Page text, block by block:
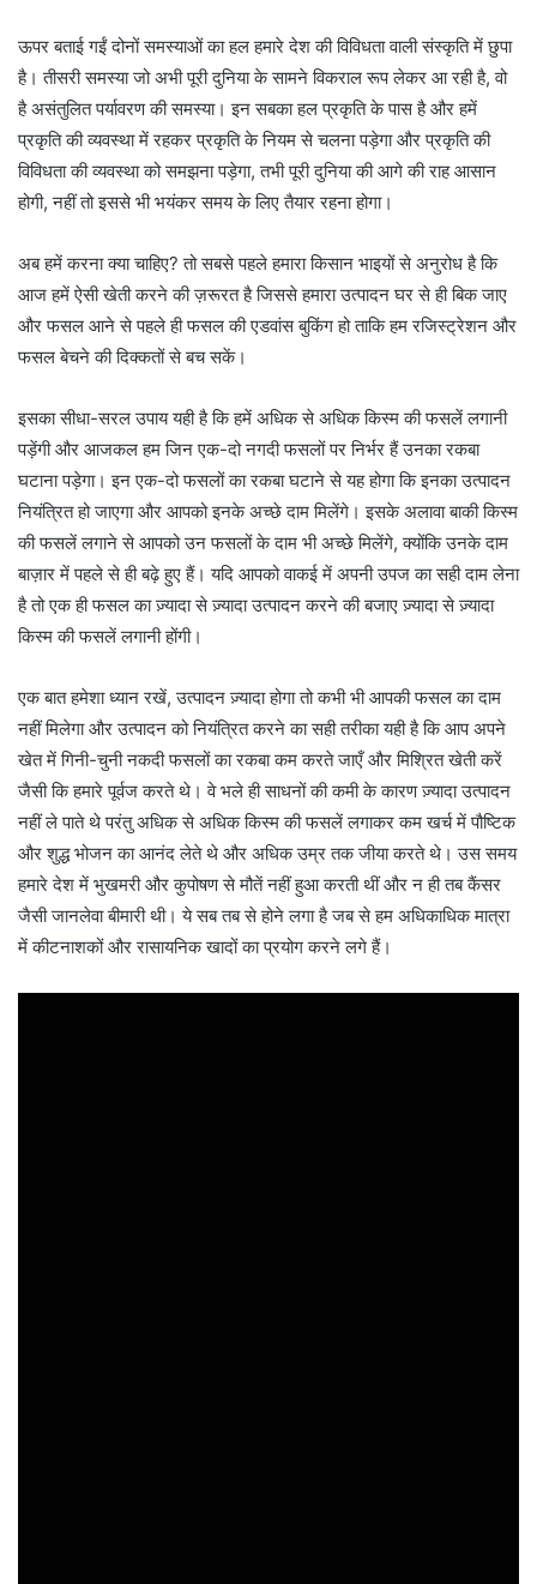
ऊपर बताई गईं दोनों समस्याओं का हल हमारे देश की विविधता वाली संस्कृति में छुपा
है। तीसरी समस्या जो अभी पूरी दुनिया के सामने विकराल रूप लेकर आ रही है, वो
है असंतुलित पर्यावरण की समस्या। इन सबका हल प्रकृति के पास है और हमें
प्रकृति की व्यवस्था में रहकर प्रकृति के नियम से चलना पड़ेगा और प्रकृति की
विविधता की व्यवस्था को समझना पड़ेगा, तभी पूरी दुनिया की आगे की राह आसान
होगी, नहीं तो इससे भी भयंकर समय के लिए तैयार रहना होगा।
अब हमें करना क्या चाहिए? तो सबसे पहले हमारा किसान भाइयों से अनुरोध है कि
आज हमें ऐसी खेती करने की ज़रूरत है जिससे हमारा उत्पादन घर से ही बिक जाए
और फसल आने से पहले ही फसल की एडवांस बुकिंग हो ताकि हम रजिस्ट्रेशन और
फसल बेचने की दिक्कतों से बच सकें।
इसका सीधा-सरल उपाय यही है कि हमें अधिक से अधिक किस्म की फसलें लगानी
पड़ेंगी और आजकल हम जिन एक-दो नगदी फसलों पर निर्भर हैं उनका रकबा
घटाना पड़ेगा। इन एक-दो फसलों का रकबा घटाने से यह होगा कि इनका उत्पादन
नियंत्रित हो जाएगा और आपको इनके अच्छे दाम मिलेंगे। इसके अलावा बाकी किस्म
की फसलें लगाने से आपको उन फसलों के दाम भी अच्छे मिलेंगे, क्योंकि उनके दाम
बाज़ार में पहले से ही बढ़े हुए हैं। यदि आपको वाकई में अपनी उपज का सही दाम लेना
है तो एक ही फसल का ज़्यादा से ज़्यादा उत्पादन करने की बजाए ज़्यादा से ज़्यादा
किस्म की फसलें लगानी होंगी।
एक बात हमेशा ध्यान रखें, उत्पादन ज़्यादा होगा तो कभी भी आपकी फसल का दाम
नहीं मिलेगा और उत्पादन को नियंत्रित करने का सही तरीका यही है कि आप अपने
खेत में गिनी-चुनी नकदी फसलों का रकबा कम करते जाएँ और मिश्रित खेती करें
जैसी कि हमारे पूर्वज करते थे। वे भले ही साधनों की कमी के कारण ज़्यादा उत्पादन
नहीं ले पाते थे परंतु अधिक से अधिक किस्म की फसलें लगाकर कम खर्च में पौष्टिक
और शुद्ध भोजन का आनंद लेते थे और अधिक उम्र तक जीया करते थे। उस समय
हमारे देश में भुखमरी और कुपोषण से मौतें नहीं हुआ करती थीं और न ही तब कैंसर
जैसी जानलेवा बीमारी थी। ये सब तब से होने लगा है जब से हम अधिकाधिक मात्रा
में कीटनाशकों और रासायनिक खादों का प्रयोग करने लगे हैं।